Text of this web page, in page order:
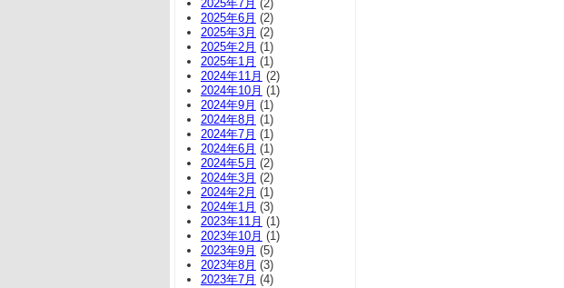
2025年7月 (2)
2025年6月 (2)
2025年3月 (2)
2025年2月 (1)
2025年1月 (1)
2024年11月 (2)
2024年10月 (1)
2024年9月 (1)
2024年8月 (1)
2024年7月 (1)
2024年6月 (1)
2024年5月 (2)
2024年3月 (2)
2024年2月 (1)
2024年1月 (3)
2023年11月 (1)
2023年10月 (1)
2023年9月 (5)
2023年8月 (3)
2023年7月 (4)